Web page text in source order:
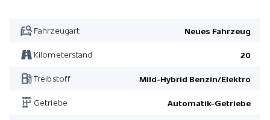
Fahrzeugart Neues Fahrzeug
Kilometerstand 20
Treibstoff Mild-Hybrid Benzin/Elektro
Getriebe Automatik-Getriebe